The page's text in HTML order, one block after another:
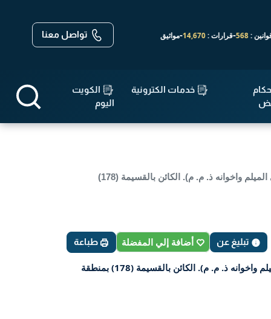
:
14,670
-مواثيق واتفاقيات :19
-الأحكام : تواصل معنا
خدمات الكترونية
الكويت
اليوم
قرار رقم 124 لسنة 2022 — الهيئة العامة للصناعة — بشأن انذار/ مصنع الفجر الجديد للرخام (شركة أحمد يوسف عبد الهادي الميلم واخوانه ذ. م. م). الكائن بالقسيمة (178)
تبليغ عن أضافة إلي المفضلة طباعة
قرار رقم 124 لسنة 2022 — الهيئة العامة للصناعة — بشأن انذار/ مصنع الفجر الجديد للرخام (شركة أحمد يوسف عبد الهادي الميلم واخوانه ذ. م. م). الكائن بالقسيمة (178) بمنطقة